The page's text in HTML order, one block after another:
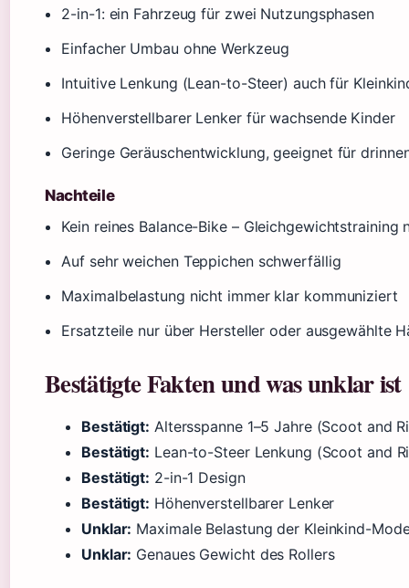
2-in-1: ein Fahrzeug für zwei Nutzungsphasen
Einfacher Umbau ohne Werkzeug
Intuitive Lenkung (Lean-to-Steer) auch für
Höhenverstellbarer Lenker für wachsende Kinder
Geringe Geräuschentwicklung, geeignet für
Nachteile
Kein reines Balance-Bike – Gleichgewichtstraining
Auf sehr weichen Teppichen schwerfällig
Maximalbelastung nicht immer klar kommuniziert
Ersatzteile nur über Hersteller oder ausgewählte
Bestätigte Fakten und was unklar ist
Bestätigt: Altersspanne 1–5 Jahre (Scoot and
Bestätigt: Lean-to-Steer Lenkung (Scoot and
Bestätigt: 2-in-1 Design
Bestätigt: Höhenverstellbarer Lenker
Unklar: Maximale Belastung der Kleinkind-
Unklar: Genaues Gewicht des Rollers